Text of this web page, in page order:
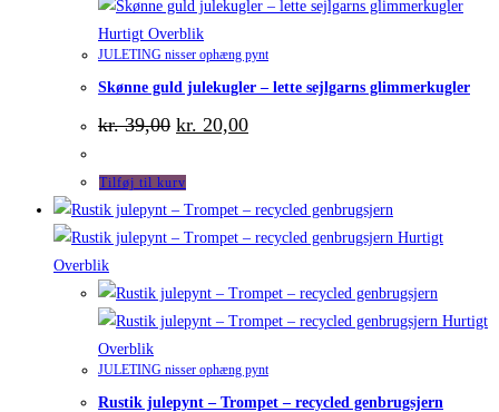
Hurtigt Overblik
JULETING nisser ophæng pynt
Skønne guld julekugler – lette sejlgarns glimmerkugler
kr.39,00 Den
oprindelige
var:
kr. 39,00.
kr. 20,00Den
aktuelle
kr. 20,00.
Tilføj til kurv
Hurtigt
Overblik
Hurtigt
Overblik
JULETING nisser ophæng pynt
Rustik julepynt – Trompet – recycled genbrugsjern